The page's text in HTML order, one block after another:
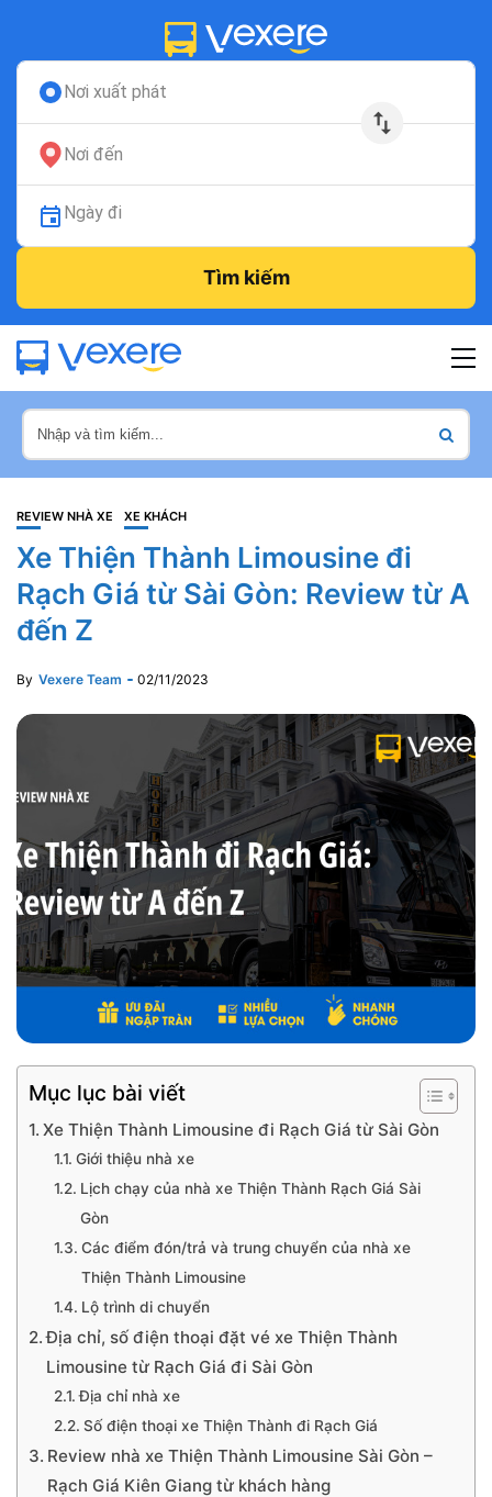
Nơi xuất phát
Nơi đến
Ngày đi
Tìm kiếm
REVIEW NHÀ XE XE KHÁCH
Xe Thiện Thành Limousine đi
Rạch Giá từ Sài Gòn: Review từ A
đến Z
By Vexere Team 02/11/2023
Mục lục bài viết
Xe Thiện Thành Limousine đi Rạch Giá từ Sài Gòn
Giới thiệu nhà xe
Lịch chạy của nhà xe Thiện Thành Rạch Giá Sài
Gòn
Các điểm đón/trả và trung chuyển của nhà xe
Thiện Thành Limousine
Lộ trình di chuyển
Địa chỉ, số điện thoại đặt vé xe Thiện Thành
Limousine từ Rạch Giá đi Sài Gòn
Địa chỉ nhà xe
Số điện thoại xe Thiện Thành đi Rạch Giá
Review nhà xe Thiện Thành Limousine Sài Gòn –
Rạch Giá Kiên Giang từ khách hàng